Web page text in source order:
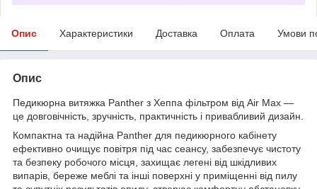
Опис Характеристики Доставка Оплата Умови
Опис
Педикюрна витяжка Panther з Хеппа фільтром від Air Max —
це довговічність, зручність, практичність і привабливий дизайн.
Компактна та надійна Panther для педикюрного кабінету
ефективно очищує повітря під час сеансу, забезпечує чистоту
та безпеку робочого місця, захищає легені від шкідливих
випарів, береже меблі та інші поверхні у приміщенні від пилу